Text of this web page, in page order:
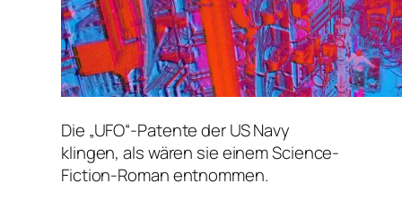
Die „UFO“-Patente der US Navy
klingen, als wären sie einem Science-
Fiction-Roman entnommen.